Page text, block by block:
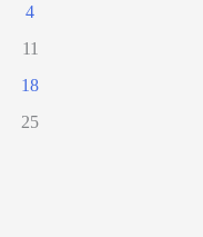
4
11
18
25